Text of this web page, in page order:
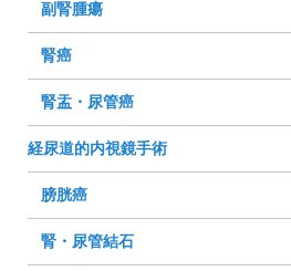
副腎腫瘍
腎癌
腎盂・尿管癌
経尿道的内視鏡手術
膀胱癌
腎・尿管結石